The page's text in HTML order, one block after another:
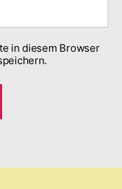
in diesem Browser